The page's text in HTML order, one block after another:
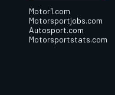
Motor1.com
Motorsportjobs.com
Autosport.com
Motorsportstats.com